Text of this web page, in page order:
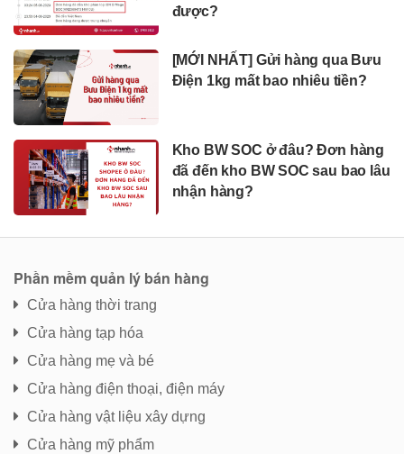
được?
[MỚI NHẤT] Gửi hàng qua Bưu
Điện 1kg mất bao nhiêu tiền?
Kho BW SOC ở đâu? Đơn hàng
đã đến kho BW SOC sau bao lâu
nhận hàng?
Phần mềm quản lý bán hàng
Cửa hàng thời trang
Cửa hàng tạp hóa
Cửa hàng mẹ và bé
Cửa hàng điện thoại, điện máy
Cửa hàng vật liệu xây dựng
Cửa hàng mỹ phẩm